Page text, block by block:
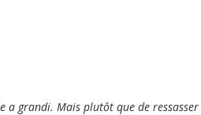
grandi. Mais plutôt que de